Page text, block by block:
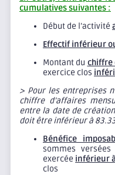
cumulatives suivantes :
Début de l’activité
Effectif inférieur
Montant du chiffre
exercice clos
> Pour les entreprises
chiffre d’affaires
entre la date de
doit être inférieur à
Bénéfice
sommes
exercée inférieur
clos